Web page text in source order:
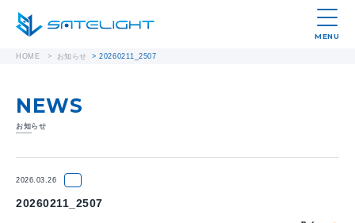
MENU
HOME > お知らせ >20260211_2507
NEWS
お知らせ
2026.03.26
20260211_2507